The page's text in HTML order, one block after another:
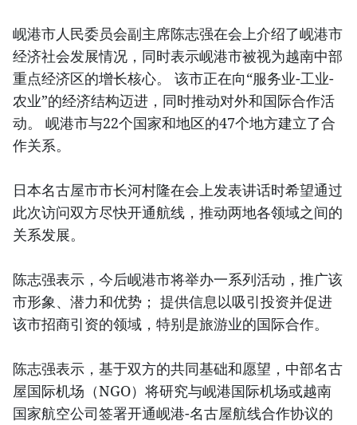
岘港市人民委员会副主席陈志强在会上介绍了岘港市
经济社会发展情况，同时表示岘港市被视为越南中部
重点经济区的增长核心。 该市正在向“服务业-工业-
农业”的经济结构迈进，同时推动对外和国际合作活
动。 岘港市与22个国家和地区的47个地方建立了合
作关系。
日本名古屋市市长河村隆在会上发表讲话时希望通过
此次访问双方尽快开通航线，推动两地各领域之间的
关系发展。
陈志强表示，今后岘港市将举办一系列活动，推广该
市形象、潜力和优势； 提供信息以吸引投资并促进
该市招商引资的领域，特别是旅游业的国际合作。
陈志强表示，基于双方的共同基础和愿望，中部名古
屋国际机场（NGO）将研究与岘港国际机场或越南
国家航空公司签署开通岘港-名古屋航线合作协议的